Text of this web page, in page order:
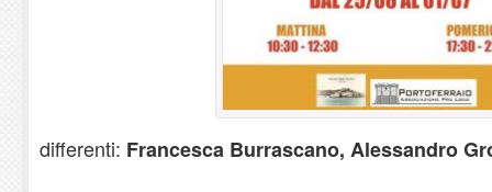
differenti: Francesca Burrascano, Alessandro